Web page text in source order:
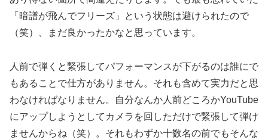
「暗譜が飛んでフリーズ」という状態は避けられたので
（笑）、まだ良かったかなと思っています。
人前で弾くと緊張してパフォーマンスが下がるのは誰にで
もあることで仕方がありません。それも含めて実力だと思
わなければなりません。自分なんか人前どころかYouTube
にアップしようとしてカメラを回しただけで緊張して弾け
ませんからね（笑）。それもわずか十数名の前でもそんな